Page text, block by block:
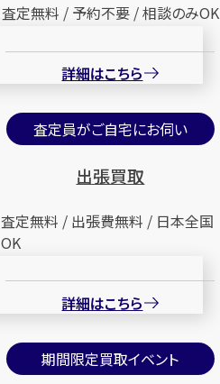
査定無料 / 予約不要 / 相談のみOK
詳細はこちら
査定員がご自宅にお伺い
出張買取
査定無料 / 出張費無料 / 日本全国
OK
詳細はこちら
期間限定買取イベント